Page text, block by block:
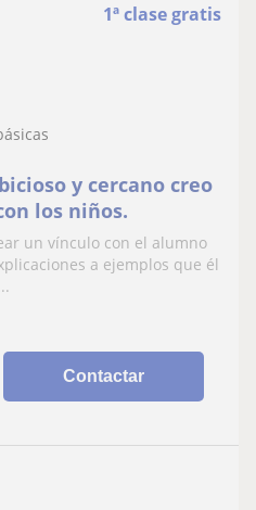
1ª clase gratis
y cercano creo
los niños.
un vínculo con el alumno
a ejemplos que él
Contactar